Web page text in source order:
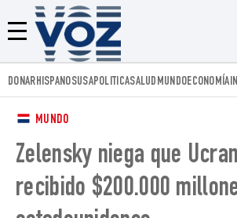
Menú
Voz.us
DONARHISPANOSUSAPOLITICASALUD MUNDOECONOMÍA
MUNDO
Zelensky niega que
recibido $200.000